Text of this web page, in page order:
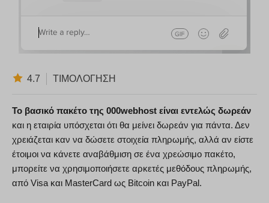
4.7 ΤΙΜΟΛΌΓΗΣΗ
Το βασικό πακέτο της 000webhost είναι εντελώς δωρεάν
και η εταιρία υπόσχεται ότι θα μείνει δωρεάν για πάντα. Δεν
χρειάζεται καν να δώσετε στοιχεία πληρωμής, αλλά αν είστε
έτοιμοι να κάνετε αναβάθμιση σε ένα χρεώσιμο πακέτο,
μπορείτε να χρησιμοποιήσετε αρκετές μεθόδους πληρωμής,
από Visa και MasterCard ως Bitcoin και PayPal.